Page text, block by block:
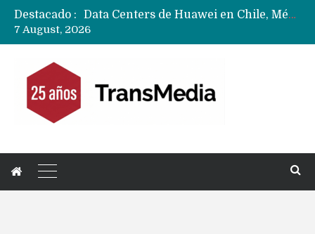
Destacado :
Data Centers de Huawei en Chile, México, Brasil,Perú y Argentina podrían verse afectados por arremetida de EE.UU
7 August, 2026